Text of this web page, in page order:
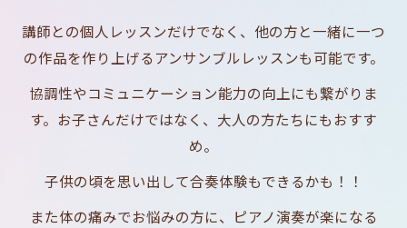
講師との個人レッスンだけでなく、他の方と一緒に一つ
の作品を作り上げるアンサンブルレッスンも可能です。
協調性やコミュニケーション能力の向上にも繋がりま
す。お子さんだけではなく、大人の方たちにもおすす
め。
子供の頃を思い出して合奏体験もできるかも！！
また体の痛みでお悩みの方に、ピアノ演奏が楽になる